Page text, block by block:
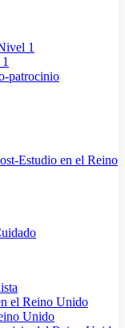
1
patrocinio
Estudio en el Reino
el Reino Unido
Unido